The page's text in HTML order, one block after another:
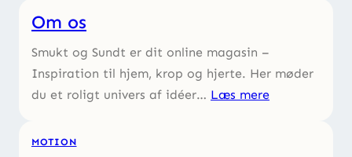
Om os
Smukt og Sundt er dit online magasin –
Inspiration til hjem, krop og hjerte. Her møder
du et roligt univers af idéer… Læs mere
MOTION